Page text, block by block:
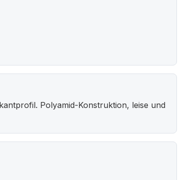
Polyamid-Konstruktion, leise und